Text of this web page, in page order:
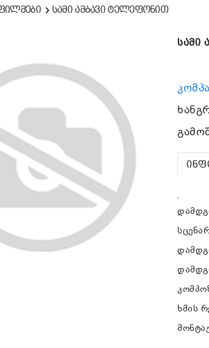
სამი ამბავი ტელეფონით
სამი
.
ხმის